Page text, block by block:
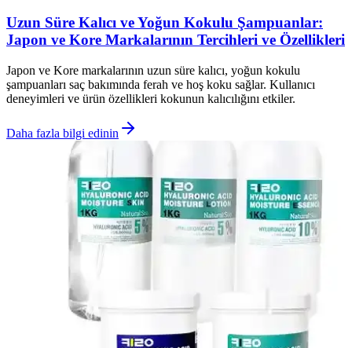
Uzun Süre Kalıcı ve Yoğun Kokulu Şampuanlar:
Japon ve Kore Markalarının Tercihleri ve Özellikleri
Japon ve Kore markalarının uzun süre kalıcı, yoğun kokulu
şampuanları saç bakımında ferah ve hoş koku sağlar. Kullanıcı
deneyimleri ve ürün özellikleri kokunun kalıcılığını etkiler.
Daha fazla bilgi edinin